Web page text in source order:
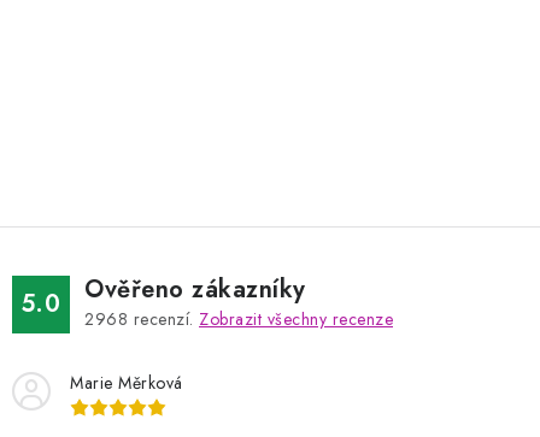
5.0 Ověřeno zákazníky
2968 recenzí. Zobrazit všechny recenze
Marie Měrková